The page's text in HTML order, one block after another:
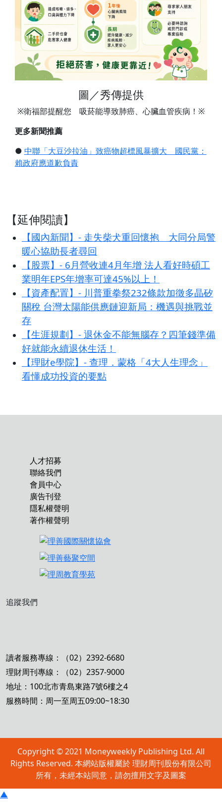
圖／秀傳提供
※衛福部提醒您 吸菸能導致肺癌、心臟血管疾病！※
更多新聞推薦
● 中聯「大豆沙拉油」致癌物超標風暴擴大 國民黨：
賴政府應道歉負責
【延伸閱讀】
【國內新聞】- 走失柴犬重回懷抱 大同分局警
暖心協助長者尋回
【股票】- 6月營收連4月年增 法人看好時碩工
業明年EPS年增率可達45%以上！
【資產配置】- 川普重拳祭232條款加徵多晶矽
關稅 台灣太陽能供應鏈迎新局：機遇與挑戰並
存
【生涯規劃】- 退休金不能無腦存？四筆錢準備
好就能永續退休生活！
【理財e學院】- 查理．蒙格「4大人生理念」
看懂成功投資的要點
人才招募
聯絡我們
會員中心
廣告刊登
隱私權聲明
著作權聲明
追蹤我們
讀者服務專線：（02）2392-6680
理財周刊專線：（02）2357-9000
地址：100北市青島東路7號6樓之4
服務時間：周一至周五09:00~18:30
Copyright © 2021 Moneyweekly Publishing Ltd. All
Rights Reserved. 本網站版權屬於 理財周刊股份有限公司
所有，未經本站同意，請勿擅用文字及圖案
▲